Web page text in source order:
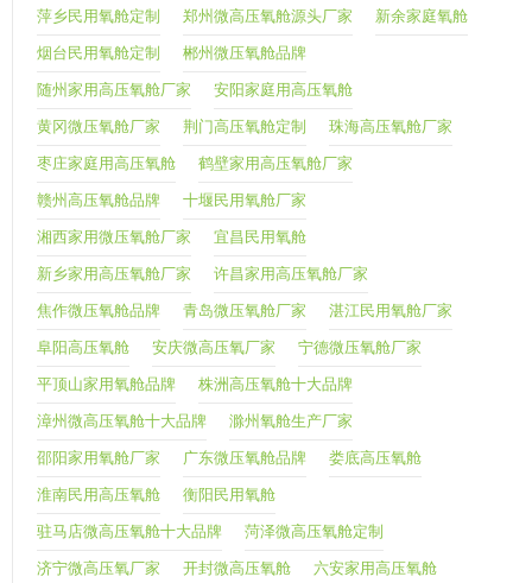
萍乡民用氧舱定制 郑州微高压氧舱源头厂家 新余家庭氧舱
烟台民用氧舱定制 郴州微压氧舱品牌
随州家用高压氧舱厂家 安阳家庭用高压氧舱
黄冈微压氧舱厂家 荆门高压氧舱定制 珠海高压氧舱厂家
枣庄家庭用高压氧舱 鹤壁家用高压氧舱厂家
赣州高压氧舱品牌 十堰民用氧舱厂家
湘西家用微压氧舱厂家 宜昌民用氧舱
新乡家用高压氧舱厂家 许昌家用高压氧舱厂家
焦作微压氧舱品牌 青岛微压氧舱厂家 湛江民用氧舱厂家
阜阳高压氧舱 安庆微高压氧厂家 宁德微压氧舱厂家
平顶山家用氧舱品牌 株洲高压氧舱十大品牌
漳州微高压氧舱十大品牌 滁州氧舱生产厂家
邵阳家用氧舱厂家 广东微压氧舱品牌 娄底高压氧舱
淮南民用高压氧舱 衡阳民用氧舱
驻马店微高压氧舱十大品牌 菏泽微高压氧舱定制
济宁微高压氧厂家 开封微高压氧舱 六安家用高压氧舱